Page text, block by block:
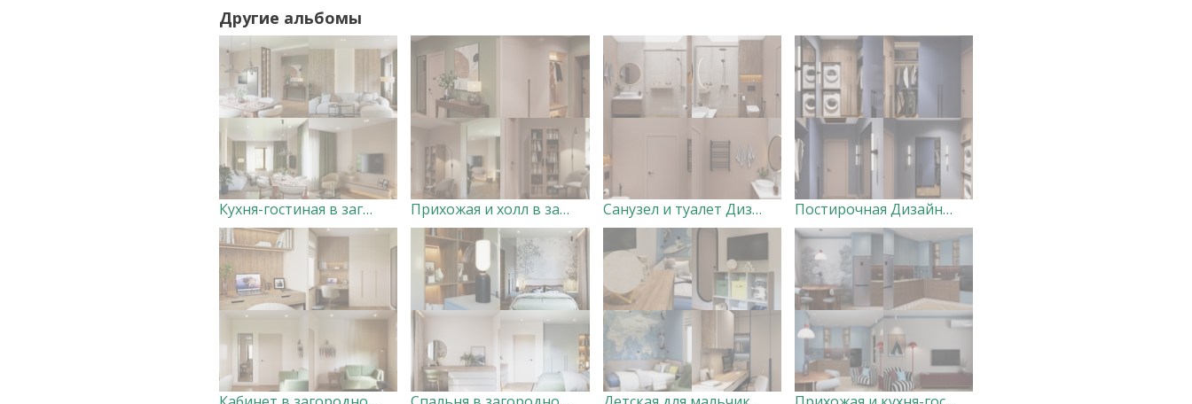
Другие альбомы
Кухня-гостиная в загородном доме Дизайнер Анна Скорнякова Прихожая и холл в загородном доме Дизайнер Анна Скорнякова Санузел и туалет Дизайнер Анна Скорнякова Постирочная Дизайнер Анна Скорнякова